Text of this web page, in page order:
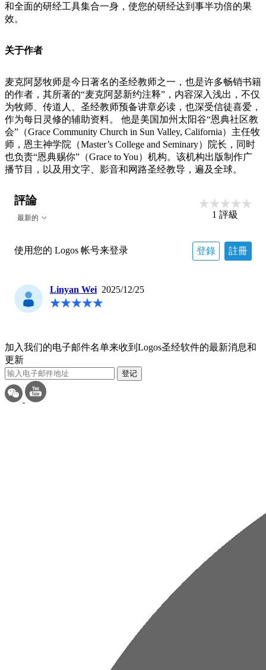
和全面的研经工具集合一身，使您的研经达到事半功倍的果
效。
关于作者
麦克阿瑟牧师是今日著名的圣经教师之一，也是许多畅销书籍
的作者，其所著的“麦克阿瑟新约注释”，内容深入浅出，不仅
为牧师、传道人、圣经教师预备讲章必读，也深受信徒喜爱，
作为每日灵修的辅助资料。 他是美国加州太阳谷“恩典社区教
会”（Grace Community Church in Sun Valley, California）主任牧
师，恩主神学院（Master’s College and Seminary）院长，同时
也负责“恩典赐你”（Grace to You）机构。该机构出版制作广
播节目，以及用文字、影音和网路圣经教导，遍及全球。
評論
最新的 1 評級
使用您的 Logos 帐号来登录 登錄 註冊
Linyan Wei 2025/12/25
加入我们的电子邮件名单来收到Logos圣经软件的最新消息和
更新
登记